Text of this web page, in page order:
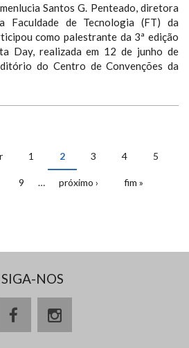
Santos G. Penteado, diretora
Faculdade de Tecnologia (FT) da
como palestrante da 3ª edição
Day, realizada em 12 de junho de
do Centro de Convenções da
1 2 3 4 5
9 … próximo › fim »
SIGA-NOS